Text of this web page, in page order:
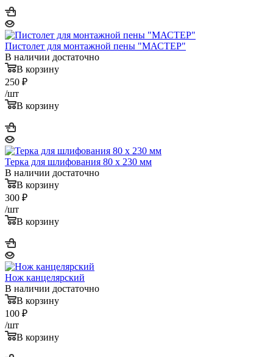
Пистолет для монтажной пены "МАСТЕР"
В наличии достаточно
В корзину
250 ₽
/шт
В корзину
Терка для шлифования 80 х 230 мм
В наличии достаточно
В корзину
300 ₽
/шт
В корзину
Нож канцелярский
В наличии достаточно
В корзину
100 ₽
/шт
В корзину